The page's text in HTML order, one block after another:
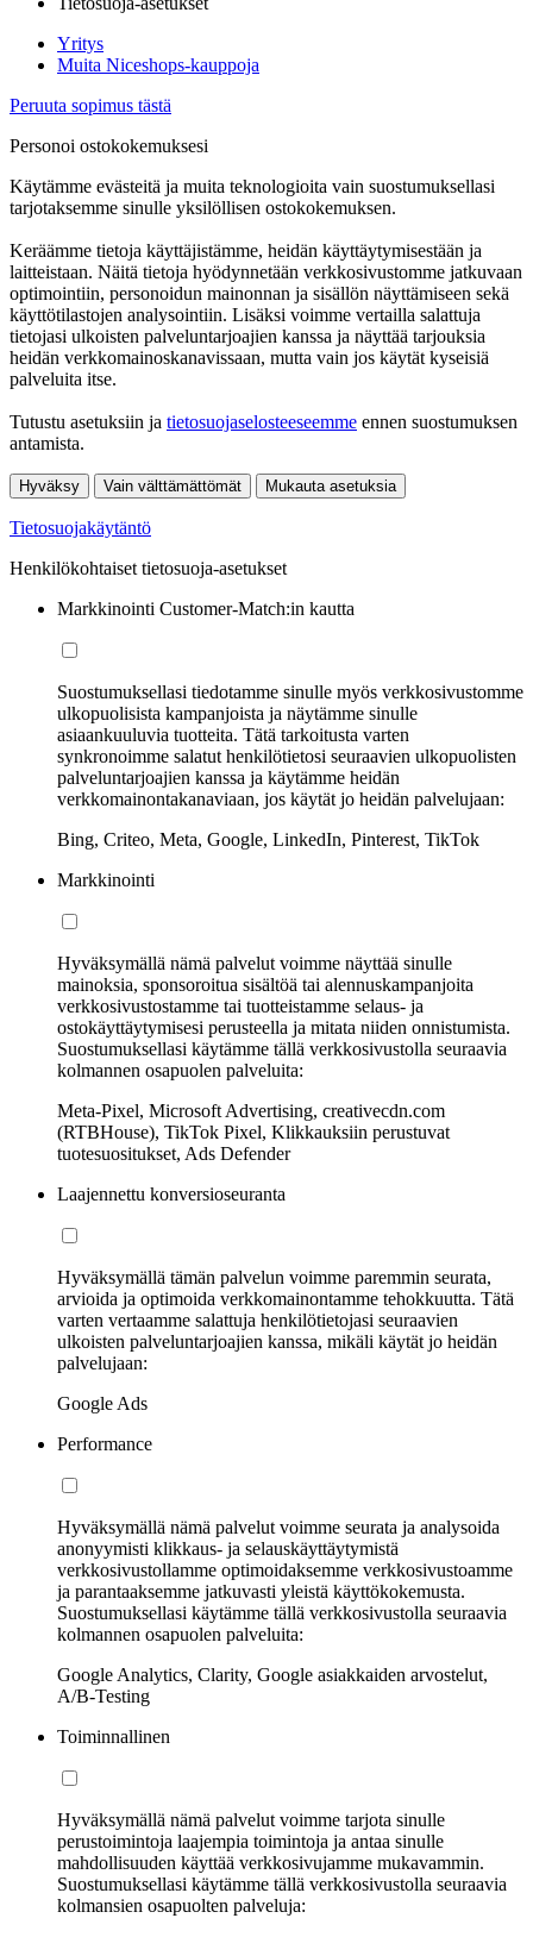
Yritys
Muita Niceshops-kauppoja
Peruuta sopimus tästä
Personoi ostokokemuksesi
Käytämme evästeitä ja muita teknologioita vain suostumuksellasi
tarjotaksemme sinulle yksilöllisen ostokokemuksen.
Keräämme tietoja käyttäjistämme, heidän käyttäytymisestään ja
laitteistaan. Näitä tietoja hyödynnetään verkkosivustomme jatkuvaan
optimointiin, personoidun mainonnan ja sisällön näyttämiseen sekä
käyttötilastojen analysointiin. Lisäksi voimme vertailla salattuja
tietojasi ulkoisten palveluntarjoajien kanssa ja näyttää tarjouksia
heidän verkkomainoskanavissaan, mutta vain jos käytät kyseisiä
palveluita itse.
Tutustu asetuksiin ja tietosuojaselosteeseemme ennen suostumuksen
antamista.
Hyväksy Vain välttämättömät Mukauta asetuksia
Tietosuojakäytäntö
Henkilökohtaiset tietosuoja-asetukset
Markkinointi Customer-Match:in kautta
Suostumuksellasi tiedotamme sinulle myös verkkosivustomme
ulkopuolisista kampanjoista ja näytämme sinulle
asiaankuuluvia tuotteita. Tätä tarkoitusta varten
synkronoimme salatut henkilötietosi seuraavien ulkopuolisten
palveluntarjoajien kanssa ja käytämme heidän
verkkomainontakanaviaan, jos käytät jo heidän palvelujaan:
Bing, Criteo, Meta, Google, LinkedIn, Pinterest, TikTok
Markkinointi
Hyväksymällä nämä palvelut voimme näyttää sinulle
mainoksia, sponsoroitua sisältöä tai alennuskampanjoita
verkkosivustostamme tai tuotteistamme selaus- ja
ostokäyttäytymisesi perusteella ja mitata niiden onnistumista.
Suostumuksellasi käytämme tällä verkkosivustolla seuraavia
kolmannen osapuolen palveluita:
Meta-Pixel, Microsoft Advertising, creativecdn.com
(RTBHouse), TikTok Pixel, Klikkauksiin perustuvat
tuotesuositukset, Ads Defender
Laajennettu konversioseuranta
Hyväksymällä tämän palvelun voimme paremmin seurata,
arvioida ja optimoida verkkomainontamme tehokkuutta. Tätä
varten vertaamme salattuja henkilötietojasi seuraavien
ulkoisten palveluntarjoajien kanssa, mikäli käytät jo heidän
palvelujaan:
Google Ads
Performance
Hyväksymällä nämä palvelut voimme seurata ja analysoida
anonyymisti klikkaus- ja selauskäyttäytymistä
verkkosivustollamme optimoidaksemme verkkosivustoamme
ja parantaaksemme jatkuvasti yleistä käyttökokemusta.
Suostumuksellasi käytämme tällä verkkosivustolla seuraavia
kolmannen osapuolen palveluita:
Google Analytics, Clarity, Google asiakkaiden arvostelut,
A/B-Testing
Toiminnallinen
Hyväksymällä nämä palvelut voimme tarjota sinulle
perustoimintoja laajempia toimintoja ja antaa sinulle
mahdollisuuden käyttää verkkosivujamme mukavammin.
Suostumuksellasi käytämme tällä verkkosivustolla seuraavia
kolmansien osapuolten palveluja: